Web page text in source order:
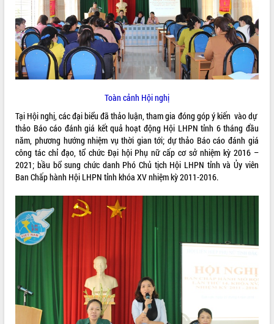
VIDEO
Không có file video nào để phát.
ALBUM ẢNH
Toàn cảnh Hội nghị
Tại Hội nghị, các đại biểu đã thảo luận, tham gia đóng góp ý kiến vào dự
thảo Báo cáo đánh giá kết quả hoạt động Hội LHPN tỉnh 6 tháng đầu
năm, phương hướng nhiệm vụ thời gian tới; dự thảo Báo cáo đánh giá
công tác chỉ đạo, tổ chức Đại hội Phụ nữ cấp cơ sở nhiệm kỳ 2016 –
2021; bầu bổ sung chức danh Phó Chủ tịch Hội LHPN tỉnh và Ủy viên
Ban Chấp hành Hội LHPN tỉnh khóa XV nhiệm kỳ 2011-2016.